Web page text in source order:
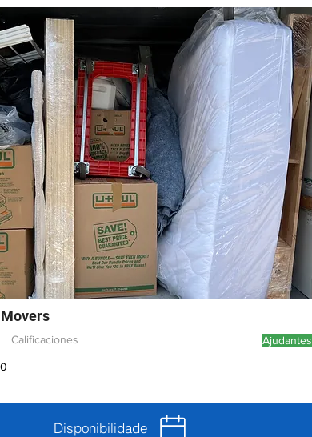
Calificaciones Ajudantes
Disponibilidade